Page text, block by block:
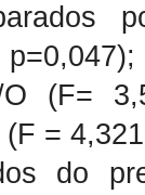
(F=
=
do